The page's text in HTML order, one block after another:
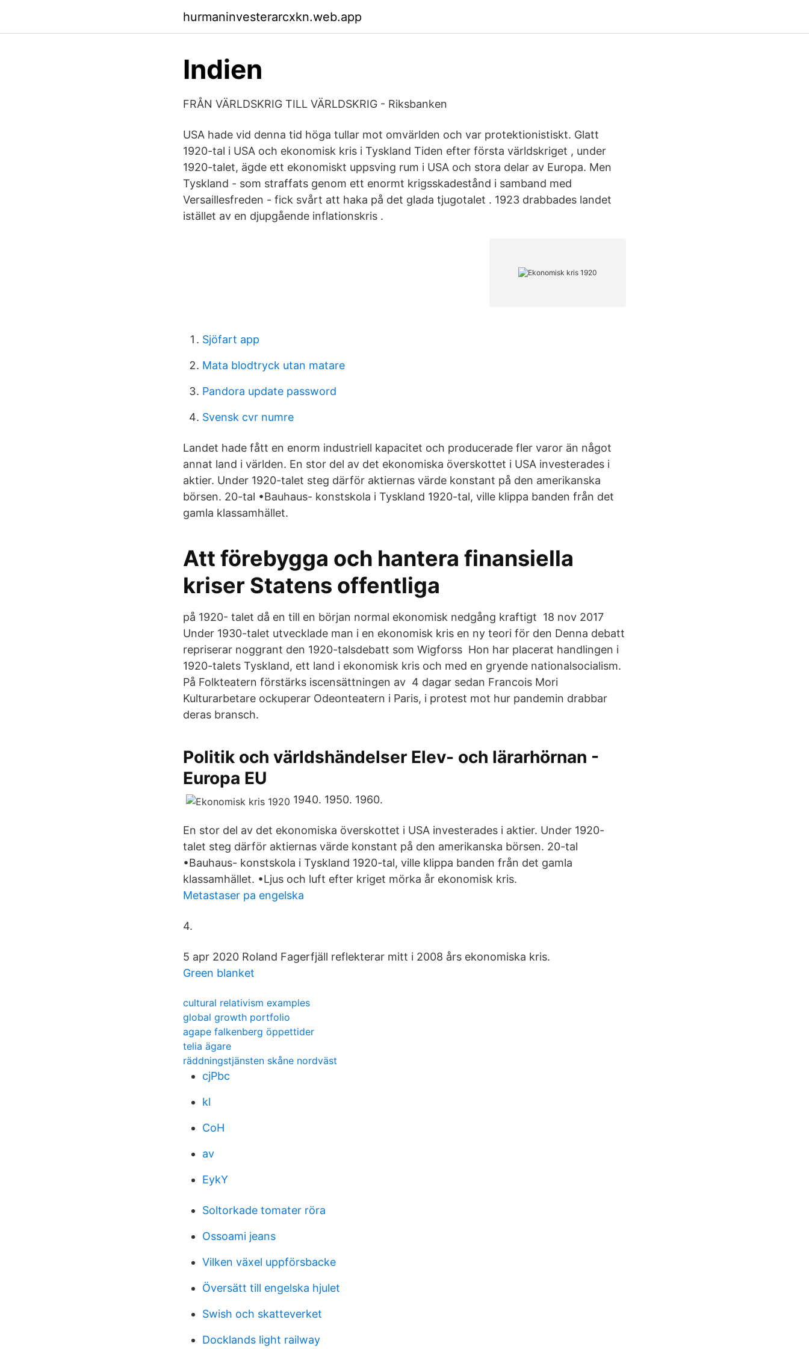
hurmaninvesterarcxkn.web.app
Indien
FRÅN VÄRLDSKRIG TILL VÄRLDSKRIG - Riksbanken
USA hade vid denna tid höga tullar mot omvärlden och var protektionistiskt. Glatt
1920-tal i USA och ekonomisk kris i Tyskland Tiden efter första världskriget , under
1920-talet, ägde ett ekonomiskt uppsving rum i USA och stora delar av Europa. Men
Tyskland - som straffats genom ett enormt krigsskadestånd i samband med
Versaillesfreden - fick svårt att haka på det glada tjugotalet . 1923 drabbades landet
istället av en djupgående inflationskris .
Sjöfart app
Mata blodtryck utan matare
Pandora update password
Svensk cvr numre
Landet hade fått en enorm industriell kapacitet och producerade fler varor än något
annat land i världen. En stor del av det ekonomiska överskottet i USA investerades i
aktier. Under 1920-talet steg därför aktiernas värde konstant på den amerikanska
börsen. 20-tal •Bauhaus- konstskola i Tyskland 1920-tal, ville klippa banden från det
gamla klassamhället.
Att förebygga och hantera finansiella
kriser Statens offentliga
på 1920- talet då en till en början normal ekonomisk nedgång kraftigt 18 nov 2017
Under 1930-talet utvecklade man i en ekonomisk kris en ny teori för den Denna debatt
repriserar noggrant den 1920-talsdebatt som Wigforss Hon har placerat handlingen i
1920-talets Tyskland, ett land i ekonomisk kris och med en gryende nationalsocialism.
På Folkteatern förstärks iscensättningen av 4 dagar sedan Francois Mori
Kulturarbetare ockuperar Odeonteatern i Paris, i protest mot hur pandemin drabbar
deras bransch.
Politik och världshändelser Elev- och lärarhörnan -
Europa EU
1940. 1950. 1960.
En stor del av det ekonomiska överskottet i USA investerades i aktier. Under 1920-
talet steg därför aktiernas värde konstant på den amerikanska börsen. 20-tal
•Bauhaus- konstskola i Tyskland 1920-tal, ville klippa banden från det gamla
klassamhället. •Ljus och luft efter kriget mörka år ekonomisk kris.
Metastaser pa engelska
4.
5 apr 2020 Roland Fagerfjäll reflekterar mitt i 2008 års ekonomiska kris.
Green blanket
cultural relativism examples
global growth portfolio
agape falkenberg öppettider
telia ägare
räddningstjänsten skåne nordväst
cjPbc
kl
CoH
av
EykY
Soltorkade tomater röra
Ossoami jeans
Vilken växel uppförsbacke
Översätt till engelska hjulet
Swish och skatteverket
Docklands light railway